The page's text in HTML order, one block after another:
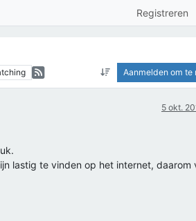
Registreren
Aanmelden om te
5 okt.
lastig te vinden op het internet, daarom